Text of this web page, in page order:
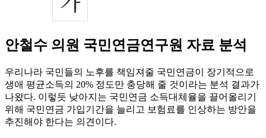
안철수 의원 국민연금연구원 자료 분석
우리나라 국민들의 노후를 책임져줄 국민연금이 장기적으로
생애 평균소득의 20% 정도만 충당해 줄 것이라는 분석 결과가
나왔다. 이렇듯 낮아지는 국민연금 소득대체율을 끌어올리기
위해 국민연금 가입기간을 늘리고 보험료를 인상하는 방안을
추진해야 한다는 의견이다.